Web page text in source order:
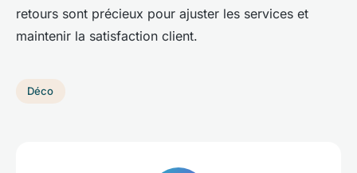
retours sont précieux pour ajuster les services et
maintenir la satisfaction client.
Déco